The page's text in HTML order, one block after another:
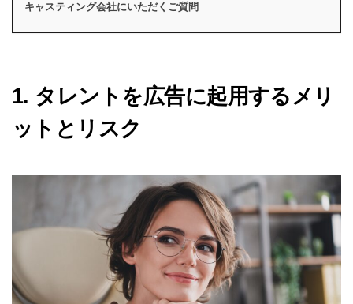
キャスティング会社にいただくご質問
1. タレントを広告に起用するメリ
ットとリスク